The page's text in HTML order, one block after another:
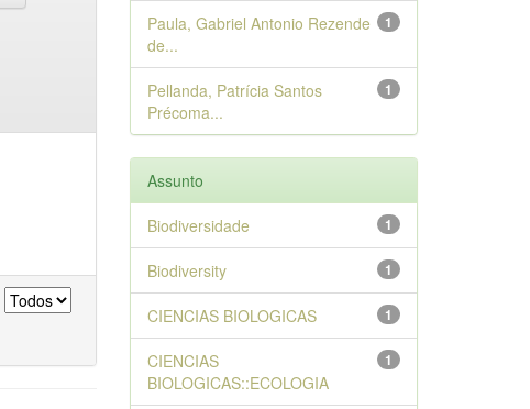
1
Paula, Gabriel Antonio Rezende
de...
1
Pellanda, Patrícia Santos
Précoma...
Assunto
1
Biodiversidade
1
Biodiversity
1
CIENCIAS BIOLOGICAS
1
CIENCIAS
BIOLOGICAS::ECOLOGIA